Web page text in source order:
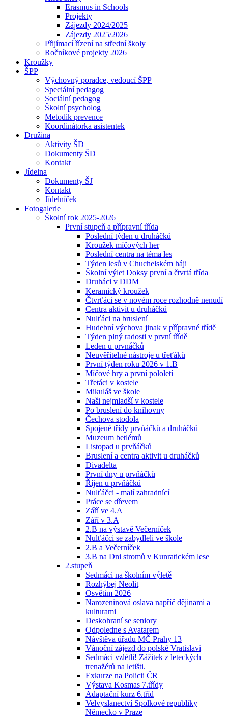
Erasmus in Schools
Projekty
Zájezdy 2024/2025
Zájezdy 2025/2026
Přijímací řízení na střední školy
Ročníkové projekty 2026
Kroužky
ŠPP
Výchovný poradce, vedoucí ŠPP
Speciální pedagog
Sociální pedagog
Školní psycholog
Metodik prevence
Koordinátorka asistentek
Družina
Aktivity ŠD
Dokumenty ŠD
Kontakt
Jídelna
Dokumenty ŠJ
Kontakt
Jídelníček
Fotogalerie
Školní rok 2025-2026
První stupeň a přípravní třída
Poslední týden u druháčků
Kroužek míčových her
Poslední centra na téma les
Týden lesů v Chuchelském háji
Školní výlet Doksy první a čtvrtá třída
Druháci v DDM
Keramický kroužek
Čtvrťáci se v novém roce rozhodně nenudí
Centra aktivit u druháčků
Nulťáci na bruslení
Hudební výchova jinak v přípravné třídě
Týden plný radosti v první třídě
Leden u prvnáčků
Neuvěřitelné nástroje u třeťáků
První týden roku 2026 v 1.B
Míčové hry a první pololetí
Třetáci v kostele
Mikuláš ve škole
Naši nejmladší v kostele
Po bruslení do knihovny
Čechova stodola
Spojené třídy prvňáčků a druháčků
Muzeum betlémů
Listopad u prvňáčků
Bruslení a centra aktivit u druháčků
Divadelta
První dny u prvňáčků
Říjen u prvňáčků
Nulťáčci - malí zahradnící
Práce se dřevem
Září ve 4.A
Září v 3.A
2.B na výstavě Večerníček
Nulťáčci se zabydleli ve škole
2.B a Večerníček
3.B na Dni stromů v Kunratickém lese
2.stupeň
Sedmáci na školním výletě
Rozhýbej Neolit
Osvětim 2026
Narozeninová oslava napříč dějinami a
kulturami
Deskohraní se seniory
Odpoledne s Avatarem
Návštěva úřadu MČ Prahy 13
Vánoční zájezd do polské Vratislavi
Sedmáci vzlétli! Zážitek z leteckých
trenažérů na letišti.
Exkurze na Policii ČR
Výstava Kosmas 7.třídy
Adaptační kurz 6.tříd
Velvyslanectví Spolkové republiky
Německo v Praze